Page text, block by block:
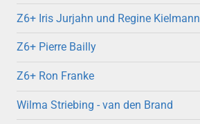
Z6+ Iris Jurjahn und Regine Kielmann
Z6+ Pierre Bailly
Z6+ Ron Franke
Wilma Striebing - van den Brand